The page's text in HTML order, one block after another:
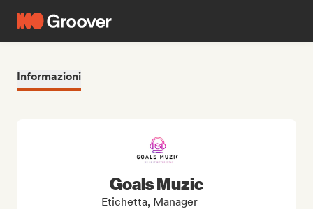
Informazioni
Goals Muzic
Etichetta, Manager